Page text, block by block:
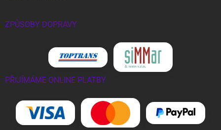
ZPŮSOBY DOPRAVY
PŘIJÍMÁME ONLINE PLATBY